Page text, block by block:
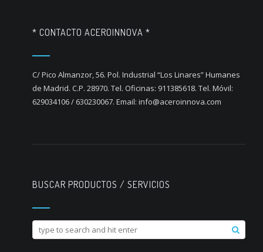
* CONTACTO ACEROINNOVA *
C/ Pico Almanzor, 56. Pol. Industrial “Los Linares” Humanes
de Madrid. C.P. 28970. Tel. Oficinas: 911385618. Tel. Móvil:
629034106 / 630230067. Email: info@aceroinnova.com
BUSCAR PRODUCTOS / SERVICIOS